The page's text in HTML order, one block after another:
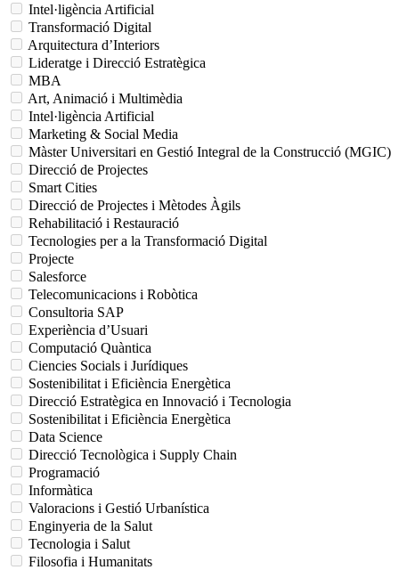
Intel·ligència Artificial
Transformació Digital
Arquitectura d’Interiors
Lideratge i Direcció Estratègica
MBA
Art, Animació i Multimèdia
Intel·ligència Artificial
Marketing & Social Media
Màster Universitari en Gestió Integral de la Construcció (MGIC)
Direcció de Projectes
Smart Cities
Direcció de Projectes i Mètodes Àgils
Rehabilitació i Restauració
Tecnologies per a la Transformació Digital
Projecte
Salesforce
Telecomunicacions i Robòtica
Consultoria SAP
Experiència d’Usuari
Computació Quàntica
Ciencies Socials i Jurídiques
Sostenibilitat i Eficiència Energètica
Direcció Estratègica en Innovació i Tecnologia
Sostenibilitat i Eficiència Energètica
Data Science
Direcció Tecnològica i Supply Chain
Programació
Informàtica
Valoracions i Gestió Urbanística
Enginyeria de la Salut
Tecnologia i Salut
Filosofia i Humanitats